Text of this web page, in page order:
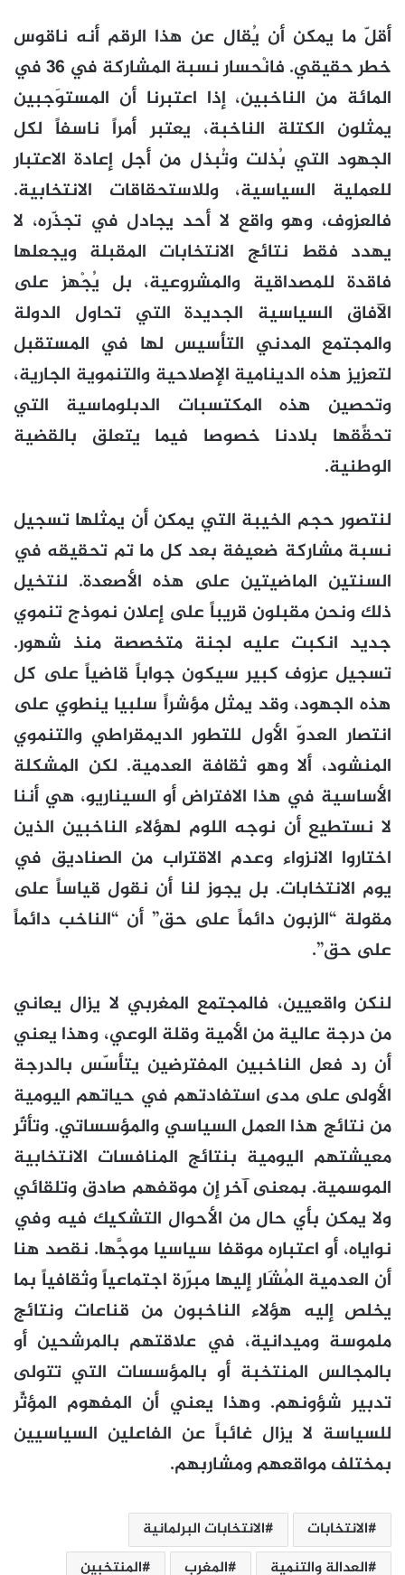
أقلّ ما يمكن أن يُقال عن هذا الرقم أنه ناقوس
خطر حقيقي. فانْحسار نسبة المشاركة في 36 في
المائة من الناخبين، إذا اعتبرنا أن المستوَجبين
يمثلون الكتلة الناخبة، يعتبر أمراً ناسفاً لكل
الجهود التي بُذلت وتُبذل من أجل إعادة الاعتبار
للعملية السياسية، وللاستحقاقات الانتخابية.
فالعزوف، وهو واقع لا أحد يجادل في تجذّره، لا
يهدد فقط نتائج الانتخابات المقبلة ويجعلها
فاقدة للمصداقية والمشروعية، بل يُجْهز على
الآفاق السياسية الجديدة التي تحاول الدولة
والمجتمع المدني التأسيس لها في المستقبل
لتعزيز هذه الدينامية الإصلاحية والتنموية الجارية،
وتحصين هذه المكتسبات الدبلوماسية التي
تحقِّقها بلادنا خصوصا فيما يتعلق بالقضية
الوطنية.
لنتصور حجم الخيبة التي يمكن أن يمثلها تسجيل
نسبة مشاركة ضعيفة بعد كل ما تم تحقيقه في
السنتين الماضيتين على هذه الأصعدة. لنتخيل
ذلك ونحن مقبلون قريباً على إعلان نموذج تنموي
جديد انكبت عليه لجنة متخصصة منذ شهور.
تسجيل عزوف كبير سيكون جواباً قاضياً على كل
هذه الجهود، وقد يمثل مؤشراً سلبيا ينطوي على
انتصار العدوّ الأول للتطور الديمقراطي والتنموي
المنشود، ألا وهو ثقافة العدمية. لكن المشكلة
الأساسية في هذا الافتراض أو السيناريو، هي أننا
لا نستطيع أن نوجه اللوم لهؤلاء الناخبين الذين
اختاروا الانزواء وعدم الاقتراب من الصناديق في
يوم الانتخابات. بل يجوز لنا أن نقول قياساً على
مقولة “الزبون دائماً على حق” أن “الناخب دائماً
على حق”.
لنكن واقعيين، فالمجتمع المغربي لا يزال يعاني
من درجة عالية من الأمية وقلة الوعي، وهذا يعني
أن رد فعل الناخبين المفترضين يتأسّس بالدرجة
الأولى على مدى استفادتهم في حياتهم اليومية
من نتائج هذا العمل السياسي والمؤسساتي. وتأثّرِ
معيشتهم اليومية بنتائج المنافسات الانتخابية
الموسمية. بمعنى آخر إن موقفهم صادق وتلقائي
ولا يمكن بأي حال من الأحوال التشكيك فيه وفي
نواياه، أو اعتباره موقفا سياسيا موجَّها. نقصد هنا
أن العدمية المُشَار إليها مبرّرة اجتماعياً وثقافياً بما
يخلص إليه هؤلاء الناخبون من قناعات ونتائج
ملموسة وميدانية، في علاقتهم بالمرشحين أو
بالمجالس المنتخبة أو بالمؤسسات التي تتولى
تدبير شؤونهم. وهذا يعني أن المفهوم المؤثِّر
للسياسة لا يزال غائباً عن الفاعلين السياسيين
بمختلف مواقعهم ومشاربهم.
الانتخابات
الانتخابات البرلمانية
العدالة والتنمية
المغرب المنتخبين